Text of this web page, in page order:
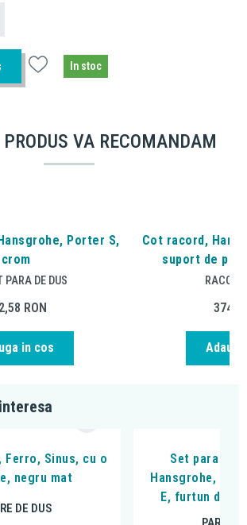
In stoc
VA RECOMANDAM
Porter S,
crom
PARA DE DUS
RON
in cos
Cot racord,
suport de
Ferro, Sinus, cu o
negru mat
DE DUS
Set para si
Hansgrohe,
E, furtun de